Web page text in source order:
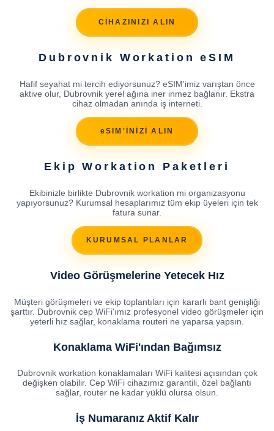
CİHAZINIZI ALIN
Dubrovnik Workation eSIM
Hafif seyahat mi tercih ediyorsunuz? eSIM'imiz varıştan önce
aktive olur, Dubrovnik yerel ağına iner inmez bağlanır. Ekstra
cihaz olmadan anında iş interneti.
eSIM'İNİZİ ALIN
Ekip Workation Paketleri
Ekibinizle birlikte Dubrovnik workation mi organizasyonu
yapıyorsunuz? Kurumsal hesaplarımız tüm ekip üyeleri için tek
fatura sunar.
KURUMSAL PLANLAR
Video Görüşmelerine Yetecek Hız
Müşteri görüşmeleri ve ekip toplantıları için kararlı bant genişliği
şarttır. Dubrovnik cep WiFi'ımız profesyonel video görüşmeler için
yeterli hız sağlar, konaklama routeri ne yaparsa yapsın.
Konaklama WiFi'ından Bağımsız
Dubrovnik workation konaklamaları WiFi kalitesi açısından çok
değişken olabilir. Cep WiFi cihazımız garantili, özel bağlantı
sağlar, router ne kadar yüklü olursa olsun.
İş Numaranız Aktif Kalır